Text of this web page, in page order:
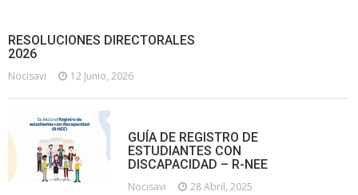
RESOLUCIONES DIRECTORALES
2026
Nocisavi 12 Junio, 2026
GUÍA DE REGISTRO DE
ESTUDIANTES CON
DISCAPACIDAD – R-NEE
Nocisavi 28 Abril, 2025